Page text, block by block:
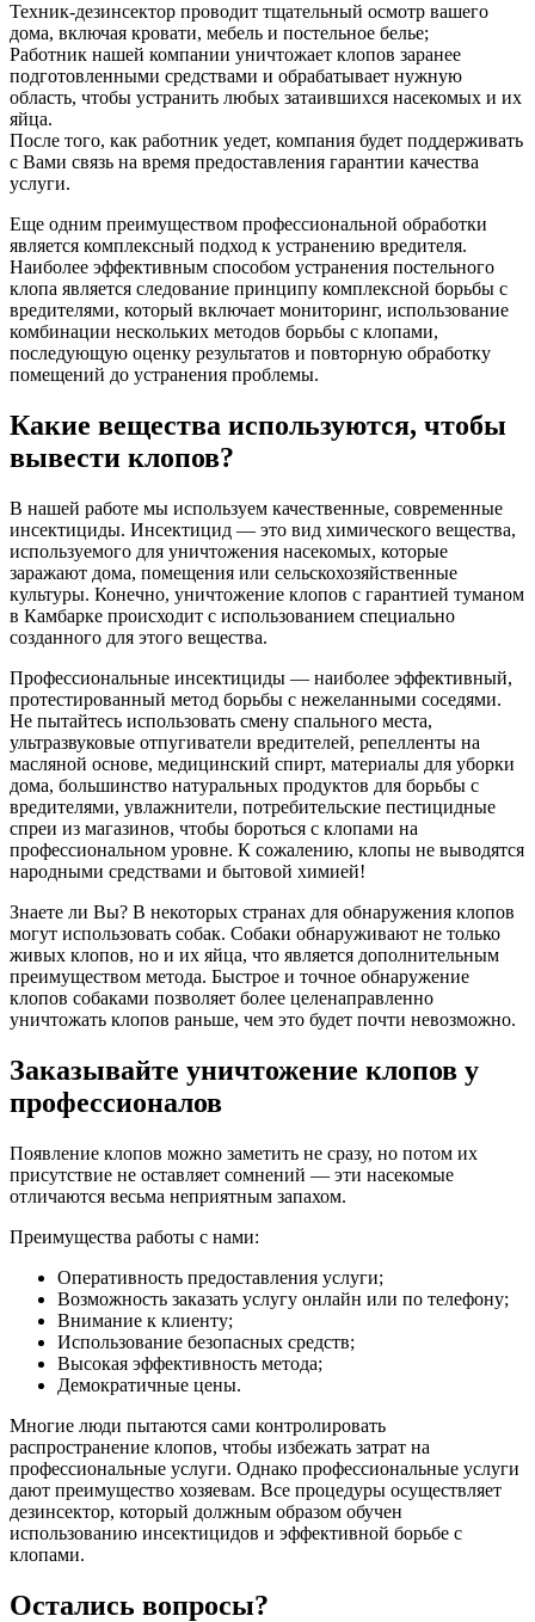
Техник-дезинсектор проводит тщательный осмотр вашего
дома, включая кровати, мебель и постельное белье;
Работник нашей компании уничтожает клопов заранее
подготовленными средствами и обрабатывает нужную
область, чтобы устранить любых затаившихся насекомых и их
яйца.
После того, как работник уедет, компания будет поддерживать
с Вами связь на время предоставления гарантии качества
услуги.
Еще одним преимуществом профессиональной обработки
является комплексный подход к устранению вредителя.
Наиболее эффективным способом устранения постельного
клопа является следование принципу комплексной борьбы с
вредителями, который включает мониторинг, использование
комбинации нескольких методов борьбы с клопами,
последующую оценку результатов и повторную обработку
помещений до устранения проблемы.
Какие вещества используются, чтобы
вывести клопов?
В нашей работе мы используем качественные, современные
инсектициды. Инсектицид — это вид химического вещества,
используемого для уничтожения насекомых, которые
заражают дома, помещения или сельскохозяйственные
культуры. Конечно, уничтожение клопов с гарантией туманом
в Камбарке происходит с использованием специально
созданного для этого вещества.
Профессиональные инсектициды — наиболее эффективный,
протестированный метод борьбы с нежеланными соседями.
Не пытайтесь использовать смену спального места,
ультразвуковые отпугиватели вредителей, репелленты на
масляной основе, медицинский спирт, материалы для уборки
дома, большинство натуральных продуктов для борьбы с
вредителями, увлажнители, потребительские пестицидные
спреи из магазинов, чтобы бороться с клопами на
профессиональном уровне. К сожалению, клопы не выводятся
народными средствами и бытовой химией!
Знаете ли Вы? В некоторых странах для обнаружения клопов
могут использовать собак. Собаки обнаруживают не только
живых клопов, но и их яйца, что является дополнительным
преимуществом метода. Быстрое и точное обнаружение
клопов собаками позволяет более целенаправленно
уничтожать клопов раньше, чем это будет почти невозможно.
Заказывайте уничтожение клопов у
профессионалов
Появление клопов можно заметить не сразу, но потом их
присутствие не оставляет сомнений — эти насекомые
отличаются весьма неприятным запахом.
Преимущества работы с нами:
Оперативность предоставления услуги;
Возможность заказать услугу онлайн или по телефону;
Внимание к клиенту;
Использование безопасных средств;
Высокая эффективность метода;
Демократичные цены.
Многие люди пытаются сами контролировать
распространение клопов, чтобы избежать затрат на
профессиональные услуги. Однако профессиональные услуги
дают преимущество хозяевам. Все процедуры осуществляет
дезинсектор, который должным образом обучен
использованию инсектицидов и эффективной борьбе с
клопами.
Остались вопросы?